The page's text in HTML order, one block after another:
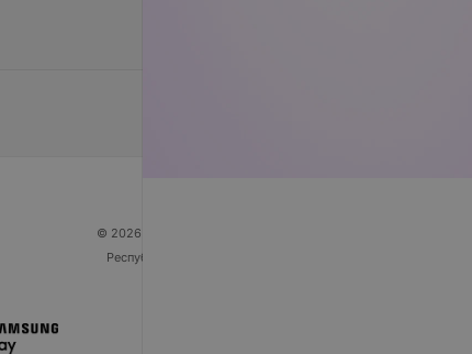
© 2026 ООО «Артокс Лаб», УНП 191700409
Республика Беларусь, г. Минск, улица Толбухина, 2,